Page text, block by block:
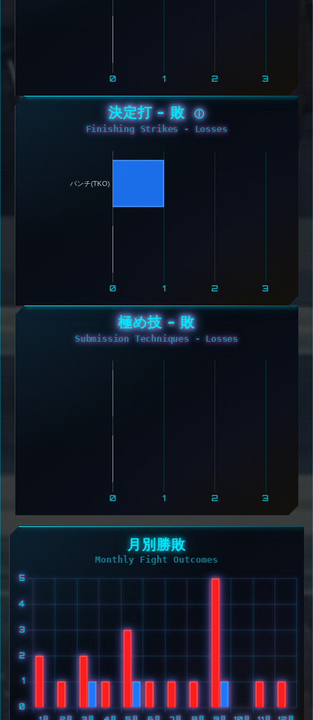
0 1 2 3
決定打 - 敗 ⓘ
Finishing Strikes - Losses
0 1 2 3
パンチ(TKO)
極め技 - 敗
Submission Techniques - Losses
0 1 2 3
月別勝敗
Monthly Fight Outcomes